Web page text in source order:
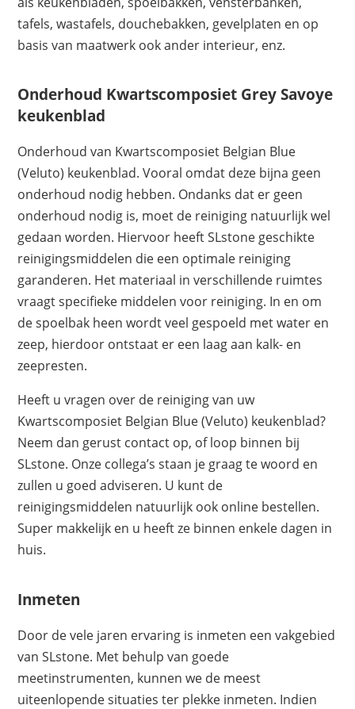
tafels, wastafels, douchebakken, gevelplaten en op
basis van maatwerk ook ander interieur, enz.
Onderhoud Kwartscomposiet Grey Savoye
keukenblad
Onderhoud van Kwartscomposiet Belgian Blue
(Veluto) keukenblad. Vooral omdat deze bijna geen
onderhoud nodig hebben. Ondanks dat er geen
onderhoud nodig is, moet de reiniging natuurlijk wel
gedaan worden. Hiervoor heeft SLstone geschikte
reinigingsmiddelen die een optimale reiniging
garanderen. Het materiaal in verschillende ruimtes
vraagt specifieke middelen voor reiniging. In en om
de spoelbak heen wordt veel gespoeld met water en
zeep, hierdoor ontstaat er een laag aan kalk- en
zeepresten.
Heeft u vragen over de reiniging van uw
Kwartscomposiet Belgian Blue (Veluto) keukenblad?
Neem dan gerust contact op, of loop binnen bij
SLstone. Onze collega’s staan je graag te woord en
zullen u goed adviseren. U kunt de
reinigingsmiddelen natuurlijk ook online bestellen.
Super makkelijk en u heeft ze binnen enkele dagen in
huis.
Inmeten
Door de vele jaren ervaring is inmeten een vakgebied
van SLstone. Met behulp van goede
meetinstrumenten, kunnen we de meest
uiteenlopende situaties ter plekke inmeten. Indien